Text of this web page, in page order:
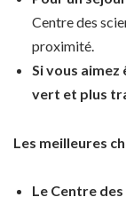
Centre des
proximité.
Si vous
vert et plus
Les meilleures
Le Centre